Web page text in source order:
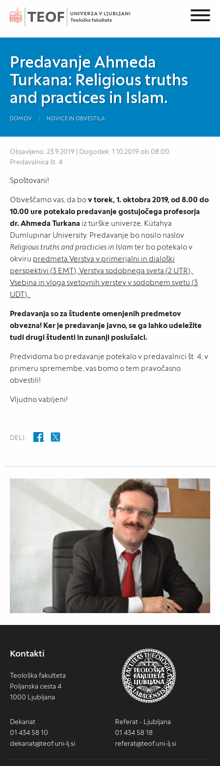
Predavanje Ahmeda
Turkana: Religious truths
and practices in Islam.
DOMOV NOVICE IN OBVESTILA
Objavljeno: 23.9.2019 | Dogodek: 1.10.2019 ob 08:00:
Predavalnica št. 4
Spoštovani!
Obveščamo vas, da bov torek, 1. oktobra 2019, od 8.00 do
10.00 ure potekalo predavanje gostujočega profesorja
dr. Ahmeda Turkana iz turške univerze, Kütahya
Dumlupınar University. Predavanje bo nosilo naslov
Religious truths and practicies in Islam ter bo potekalo v
okviru predmeta Verstva v primerjalni in dialoški
perspektivi (3 EMT), Verstva sodobnega sveta (2 UTR),
Vsebina in vloga svetovnih verstev v sodobnem svetu (3
UDT).
Predavanja so za študente omenjenih predmetov
obvezna! Ker je predavanje javno, se ga lahko udeležite
tudi drugi študenti in zunanji poslušalci.
Predvidoma bo predavanje potekalo v predavalnici št. 4, v
primeru spremembe, vas bomo o tem pravočasno
obvestili!
Vljudno vabljeni!
DELI:
Kontakti
Teološka fakulteta
Poljanska cesta 4
1000 Ljubljana
Dekanat
01 434 58 10
dekanat@teof.uni-lj.si
Referat - Ljubljana
01 434 58 18
referat@teof.uni-lj.si